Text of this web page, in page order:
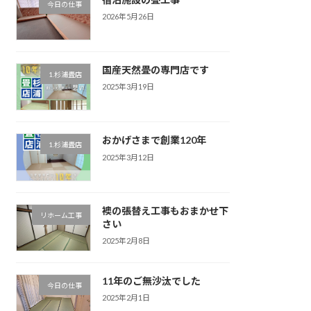
今日の仕事
2026年5月26日
1.杉浦畳店 国産天然畳の専門店です
2025年3月19日
1.杉浦畳店 おかげさまで創業120年
2025年3月12日
リホーム工事
襖の張替え工事もおまかせ下
さい
2025年2月8日
今日の仕事 11年のご無沙汰でした
2025年2月1日